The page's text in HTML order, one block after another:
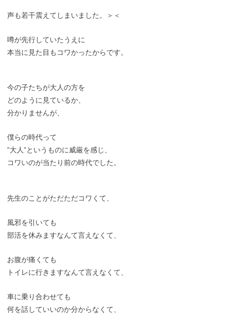
声も若干震えてしまいました。＞＜
噂が先行していたうえに
本当に見た目もコワかったからです。
今の子たちが大人の方を
どのように見ているか、
分かりませんが、
僕らの時代って
”大人”というものに威厳を感じ、
コワいのが当たり前の時代でした。
先生のことがただただコワくて、
風邪を引いても
部活を休みますなんて言えなくて、
お腹が痛くても
トイレに行きますなんて言えなくて、
車に乗り合わせても
何を話していいのか分からなくて、